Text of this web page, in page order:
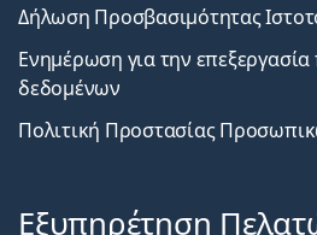
Δήλωση Προσβασιμότητας
Ενημέρωση για την
δεδομένων
Πολιτική Προστασίας
Εξυπηρέτηση